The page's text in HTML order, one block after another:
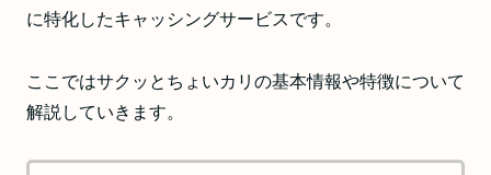
に特化したキャッシングサービスです。
ここではサクッとちょいカリの基本情報や特徴について
解説していきます。